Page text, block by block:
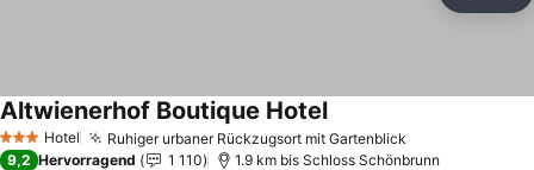
3 SterneHotel Ruhiger urbaner Rückzugsort mit Gartenblick
Altwienerhof Boutique HotelPreise sehen
9,2 Hervorragend 1 110 1.9 km bis Schloss Schönbrunn